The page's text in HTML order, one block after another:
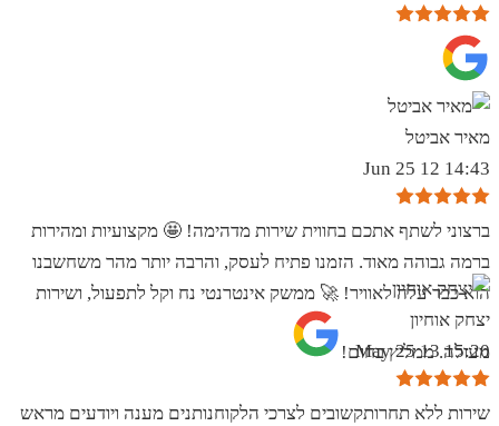
מאיר אביטל
14:43 12 Jun 25
ברצוני לשתף אתכם בחווית שירות מדהימה! 🤩 מקצועיות ומהירות
ברמה גבוהה מאוד. הזמנו פתיח לעסק, והרבה יותר מהר משחשבנו
הוא כבר עלה לאוויר! 🚀 ממשק אינטרנטי נח וקל לתפעול, ושירות
מעולה. ממליץ בחום!
יצחק אוחיון
15:20 13 May 25
שירות ללא תחרותקשובים לצרכי הלקוחנותנים מענה ויודעים מראש